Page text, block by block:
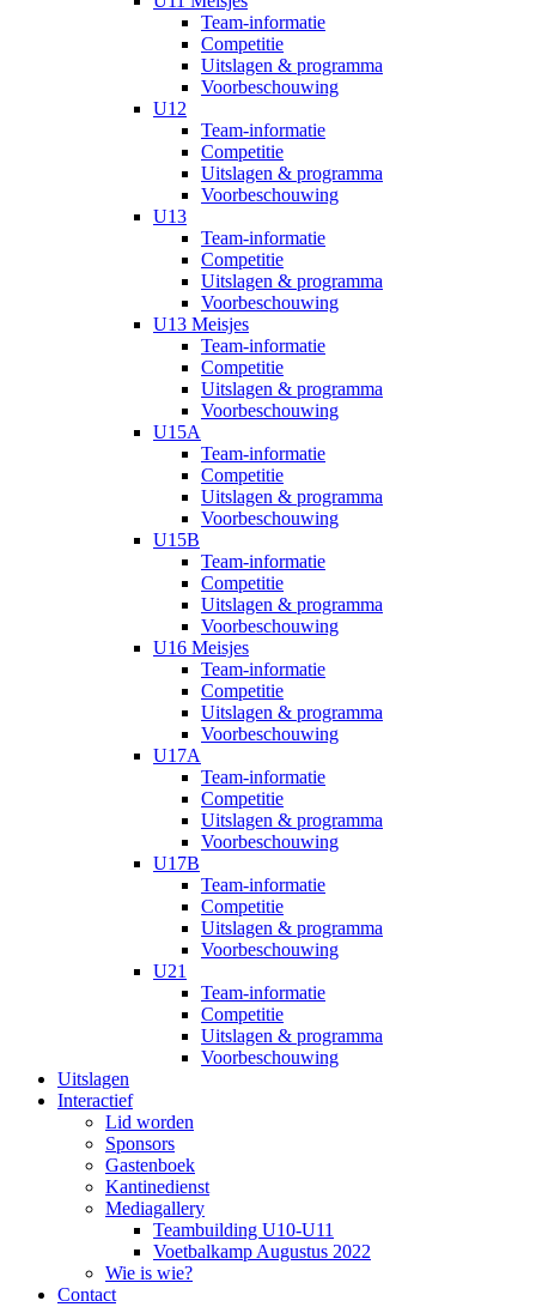
Team-informatie
Competitie
Uitslagen & programma
Voorbeschouwing
U12
Team-informatie
Competitie
Uitslagen & programma
Voorbeschouwing
U13
Team-informatie
Competitie
Uitslagen & programma
Voorbeschouwing
U13 Meisjes
Team-informatie
Competitie
Uitslagen & programma
Voorbeschouwing
U15A
Team-informatie
Competitie
Uitslagen & programma
Voorbeschouwing
U15B
Team-informatie
Competitie
Uitslagen & programma
Voorbeschouwing
U16 Meisjes
Team-informatie
Competitie
Uitslagen & programma
Voorbeschouwing
U17A
Team-informatie
Competitie
Uitslagen & programma
Voorbeschouwing
U17B
Team-informatie
Competitie
Uitslagen & programma
Voorbeschouwing
U21
Team-informatie
Competitie
Uitslagen & programma
Voorbeschouwing
Uitslagen
Interactief
Lid worden
Sponsors
Gastenboek
Kantinedienst
Mediagallery
Teambuilding U10-U11
Voetbalkamp Augustus 2022
Wie is wie?
Contact